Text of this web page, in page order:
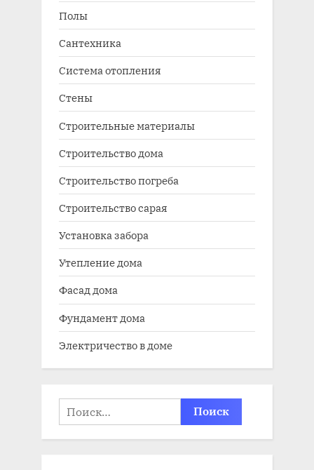
Полы
Сантехника
Система отопления
Стены
Строительные материалы
Строительство дома
Строительство погреба
Строительство сарая
Установка забора
Утепление дома
Фасад дома
Фундамент дома
Электричество в доме
Найти: